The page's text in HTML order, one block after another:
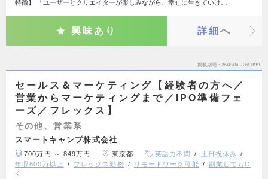
特徴】 「ユーザーとクリエイターが楽しみながら、幸せに生きていけ…
興味あり 詳細へ
掲載期間 26/08/06～26/08/19
セールス＆マーケティング【経験者の方へ／
営業からマーケティングまで／IPO準備フェ
ーズ／フレックス】
その他、営業系
スマートキャンプ株式会社
700万円 ～ 849万円 東京都 英語力不問
土日祝休み
年収600万以上
フレックス勤務 リモートワーク可能
副業してもO
K